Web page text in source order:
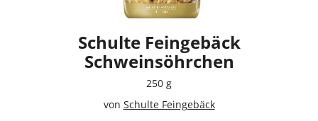
Schulte Feingebäck
Schweinsöhrchen
250 g
von Schulte Feingebäck